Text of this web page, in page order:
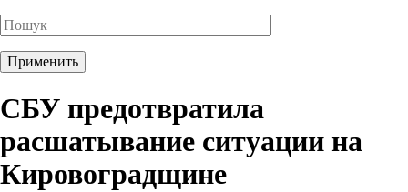
СБУ предотвратила
расшатывание ситуации на
Кировоградщине